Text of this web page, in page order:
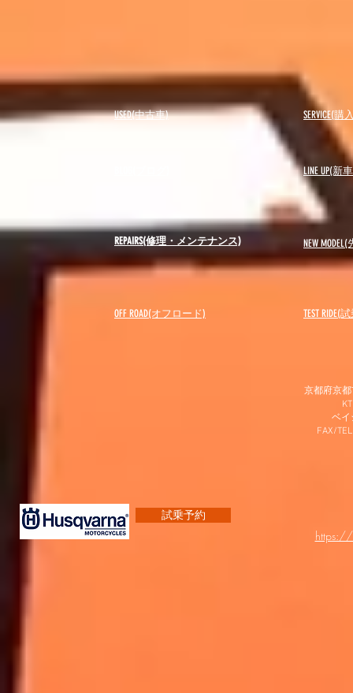
USED(中古車) SERVICE(
LINE UP(新
REPAIRS(修理・メンテナンス) NEW MODEL(
OFF ROAD(オフロード) ​TEST RIDE(
京都府京
ベイ
FAX/
試乗予約
https://